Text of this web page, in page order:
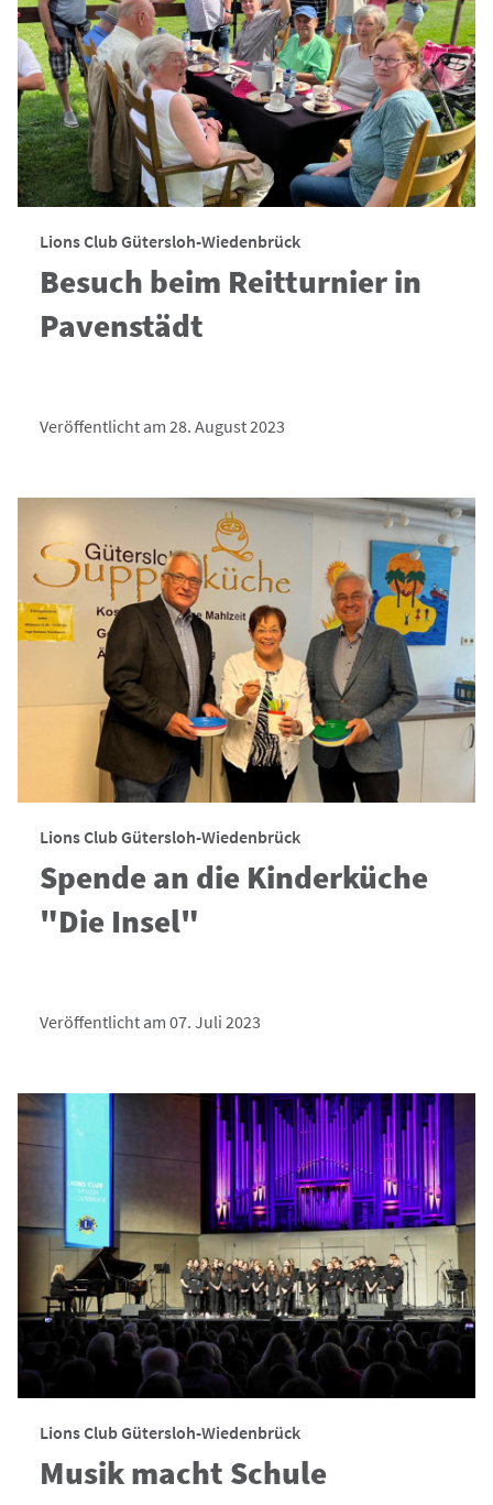
Lions Club Gütersloh-Wiedenbrück
Besuch beim Reitturnier in
Pavenstädt
Veröffentlicht am 28. August 2023
Lions Club Gütersloh-Wiedenbrück
Spende an die Kinderküche
"Die Insel"
Veröffentlicht am 07. Juli 2023
Lions Club Gütersloh-Wiedenbrück
Musik macht Schule